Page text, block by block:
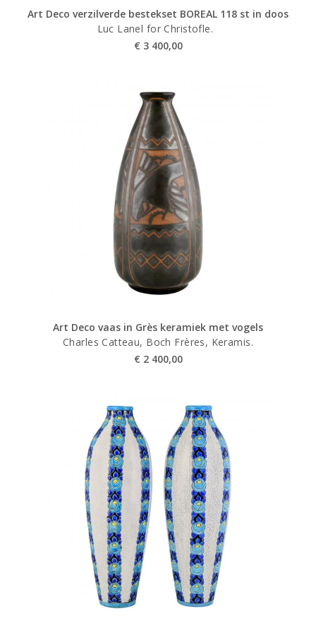
Art Deco verzilverde bestekset BOREAL 118 st in doos
Luc Lanel for Christofle.
€ 3 400,00
Art Deco vaas in Grès keramiek met vogels
Charles Catteau, Boch Frères, Keramis.
€ 2 400,00